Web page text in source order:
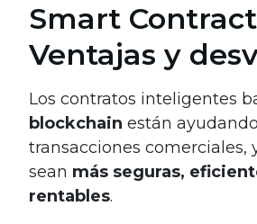
Smart
Ventajas y
Los contratos inteligentes
blockchain están
transacciones comerciales,
sean más seguras,
rentables.